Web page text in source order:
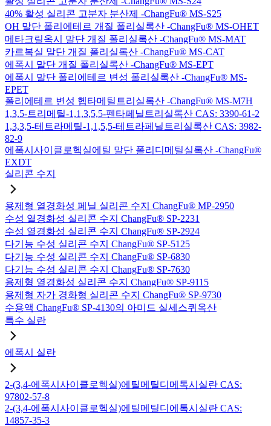
40% 활성 실리콘 고분자 분산제 -ChangFu® MS-S25
OH 말단 폴리에테르 개질 폴리실록산 -ChangFu® MS-OHET
메타크릴옥시 말단 개질 폴리실록산 -ChangFu® MS-MAT
카르복실 말단 개질 폴리실록산 -ChangFu® MS-CAT
에폭시 말단 개질 폴리실록산 -ChangFu® MS-EPT
에폭시 말단 폴리에테르 변성 폴리실록산 -ChangFu® MS-
EPET
폴리에테르 변성 헵타메틸트리실록산 -ChangFu® MS-M7H
1,3,5-트리메틸-1,1,3,5,5-펜타페닐트리실록산 CAS: 3390-61-2
1,3,3,5-테트라메틸-1,1,5,5-테트라페닐트리실록산 CAS: 3982-
82-9
에폭시사이클로헥실에틸 말단 폴리디메틸실록산 -ChangFu®
EXDT
실리콘 수지
용제형 열경화성 페닐 실리콘 수지 ChangFu® MP-2950
수성 열경화성 실리콘 수지 ChangFu® SP-2231
수성 열경화성 실리콘 수지 ChangFu® SP-2924
다기능 수성 실리콘 수지 ChangFu® SP-5125
다기능 수성 실리콘 수지 ChangFu® SP-6830
다기능 수성 실리콘 수지 ChangFu® SP-7630
용제형 열경화성 실리콘 수지 ChangFu® SP-9115
용제형 자가 경화형 실리콘 수지 ChangFu® SP-9730
수용액 ChangFu® SP-4130의 아미드 실세스퀴옥산
특수 실란
에폭시 실란
2-(3,4-에폭시사이클로헥실)에틸메틸디메톡시실란 CAS:
97802-57-8
2-(3,4-에폭시사이클로헥실)에틸메틸디에톡시실란 CAS:
14857-35-3